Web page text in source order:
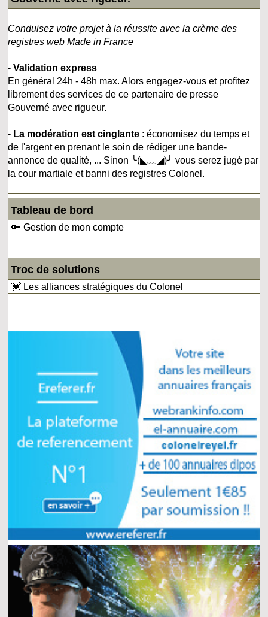
Conduisez votre projet à la réussite avec la crème des
registres web Made in France
-Validation express
En général 24h - 48h max. Alors engagez-vous et profitez
librement des services de ce partenaire de presse
Gouverné avec rigueur.
- La modération est cinglante : économisez du temps et
de l'argent en prenant le soin de rédiger une bande-
annonce de qualité, ... Sinon ╰(◣﹏◢)╯ vous serez jugé par
la cour martiale et banni des registres Colonel.
Tableau de bord
🔑 Gestion de mon compte
Troc de solutions
💓 Les alliances stratégiques du Colonel